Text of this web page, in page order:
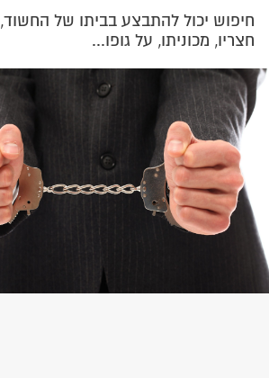
חיפוש יכול להתבצע בביתו של החשוד,
חצריו, מכוניתו, על גופו...